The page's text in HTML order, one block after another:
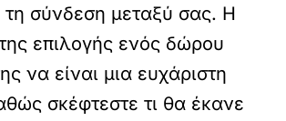
τη σύνδεση μεταξύ σας. Η
επιλογής ενός δώρου
να είναι μια ευχάριστη
σκέφτεστε τι θα έκανε